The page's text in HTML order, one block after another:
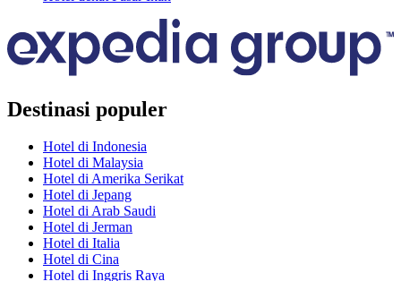
Destinasi populer
Hotel di Indonesia
Hotel di Malaysia
Hotel di Amerika Serikat
Hotel di Jepang
Hotel di Arab Saudi
Hotel di Jerman
Hotel di Italia
Hotel di Cina
Hotel di Inggris Raya